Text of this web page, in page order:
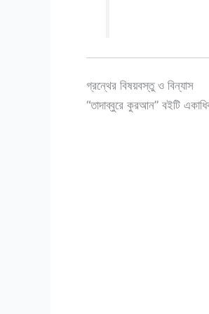
গ্রন্থের বিষয়বস্তু ও বিন্যাস
“তাদাব্বুরে কুরআন” বইটি